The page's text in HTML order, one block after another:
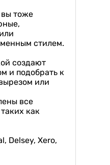
вы тоже
стилем.
создают
и подобрать к
или
все
как
Delsey, Xero,